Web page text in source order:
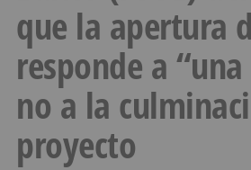
que la apertura
responde a
no a la
proyecto